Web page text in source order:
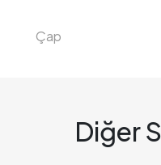
Çap
Diğer